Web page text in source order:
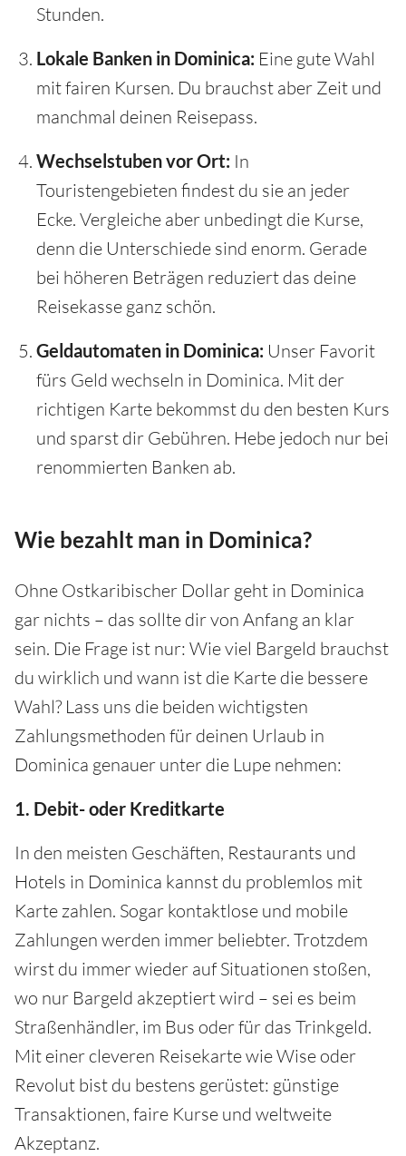
Stunden.
Lokale Banken in Dominica: Eine gute Wahl
mit fairen Kursen. Du brauchst aber Zeit und
manchmal deinen Reisepass.
Wechselstuben vor Ort: In
Touristengebieten findest du sie an jeder
Ecke. Vergleiche aber unbedingt die Kurse,
denn die Unterschiede sind enorm. Gerade
bei höheren Beträgen reduziert das deine
Reisekasse ganz schön.
Geldautomaten in Dominica: Unser Favorit
fürs Geld wechseln in Dominica. Mit der
richtigen Karte bekommst du den besten Kurs
und sparst dir Gebühren. Hebe jedoch nur bei
renommierten Banken ab.
Wie bezahlt man in Dominica?
Ohne Ostkaribischer Dollar geht in Dominica
gar nichts – das sollte dir von Anfang an klar
sein. Die Frage ist nur: Wie viel Bargeld brauchst
du wirklich und wann ist die Karte die bessere
Wahl? Lass uns die beiden wichtigsten
Zahlungsmethoden für deinen Urlaub in
Dominica genauer unter die Lupe nehmen:
1. Debit- oder Kreditkarte
In den meisten Geschäften, Restaurants und
Hotels in Dominica kannst du problemlos mit
Karte zahlen. Sogar kontaktlose und mobile
Zahlungen werden immer beliebter. Trotzdem
wirst du immer wieder auf Situationen stoßen,
wo nur Bargeld akzeptiert wird – sei es beim
Straßenhändler, im Bus oder für das Trinkgeld.
Mit einer cleveren Reisekarte wie Wise oder
Revolut bist du bestens gerüstet: günstige
Transaktionen, faire Kurse und weltweite
Akzeptanz.